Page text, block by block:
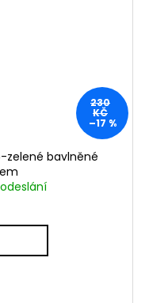
230
KČ
–17 %
zelené bavlněné